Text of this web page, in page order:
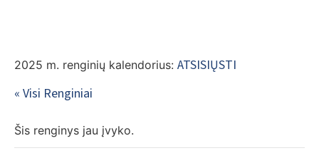
2025 m. renginių kalendorius: ATSISIŲSTI
« Visi Renginiai
Šis renginys jau įvyko.